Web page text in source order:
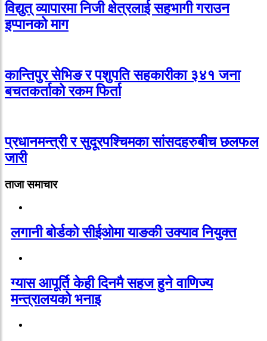
विद्युत् व्यापारमा निजी क्षेत्रलाई सहभागी गराउन
इप्पानको माग
कान्तिपुर सेभिङ र पशुपति सहकारीका ३४१ जना
बचतकर्ताको रकम फिर्ता
प्रधानमन्त्री र सुदूरपश्चिमका सांसदहरुबीच छलफल
जारी
ताजा समाचार
लगानी बोर्डको सीईओमा याङकी उक्याव नियुक्त
ग्यास आपूर्ति केही दिनमै सहज हुने वाणिज्य
मन्त्रालयको भनाइ